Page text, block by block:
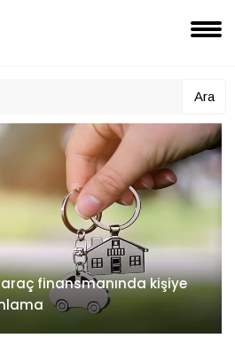
Ara
başlıyor